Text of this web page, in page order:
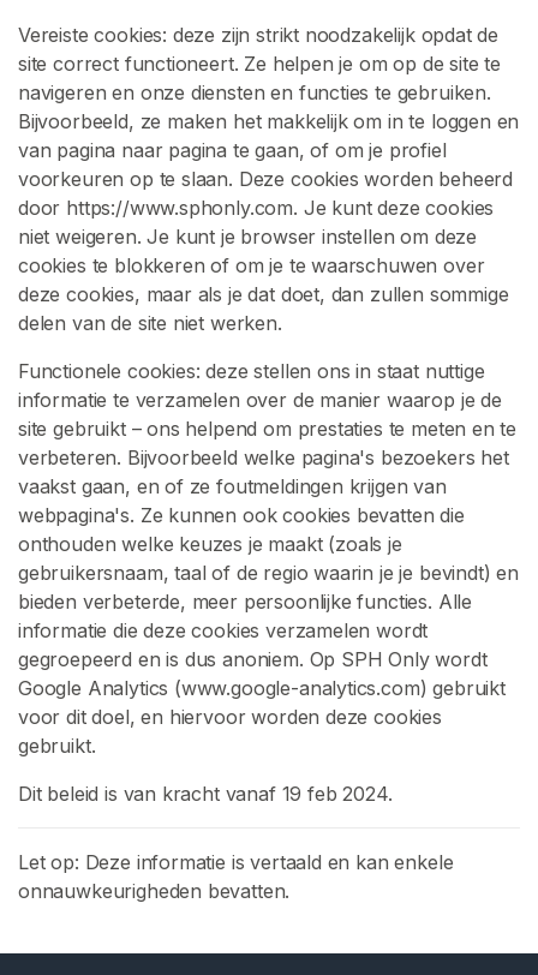
Vereiste cookies: deze zijn strikt noodzakelijk opdat de
site correct functioneert. Ze helpen je om op de site te
navigeren en onze diensten en functies te gebruiken.
Bijvoorbeeld, ze maken het makkelijk om in te loggen en
van pagina naar pagina te gaan, of om je profiel
voorkeuren op te slaan. Deze cookies worden beheerd
door https://www.sphonly.com. Je kunt deze cookies
niet weigeren. Je kunt je browser instellen om deze
cookies te blokkeren of om je te waarschuwen over
deze cookies, maar als je dat doet, dan zullen sommige
delen van de site niet werken.
Functionele cookies: deze stellen ons in staat nuttige
informatie te verzamelen over de manier waarop je de
site gebruikt – ons helpend om prestaties te meten en te
verbeteren. Bijvoorbeeld welke pagina's bezoekers het
vaakst gaan, en of ze foutmeldingen krijgen van
webpagina's. Ze kunnen ook cookies bevatten die
onthouden welke keuzes je maakt (zoals je
gebruikersnaam, taal of de regio waarin je je bevindt) en
bieden verbeterde, meer persoonlijke functies. Alle
informatie die deze cookies verzamelen wordt
gegroepeerd en is dus anoniem. Op SPH Only wordt
Google Analytics (www.google-analytics.com) gebruikt
voor dit doel, en hiervoor worden deze cookies
gebruikt.
Dit beleid is van kracht vanaf 19 feb 2024.
Let op: Deze informatie is vertaald en kan enkele
onnauwkeurigheden bevatten.
s
V
e
r
n
e
d
e
r
i
n
S
P
H
J
O
I
S
p
h
K
i
n
k
f
n
S